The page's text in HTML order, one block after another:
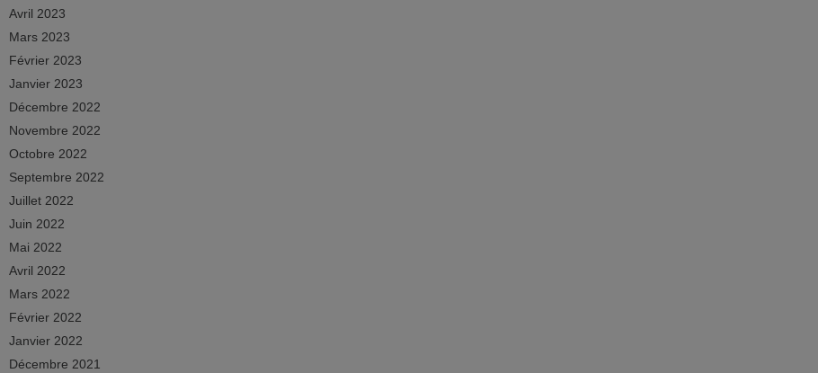
Avril 2023
Mars 2023
Février 2023
Janvier 2023
Décembre 2022
Novembre 2022
Octobre 2022
Septembre 2022
Juillet 2022
Juin 2022
Mai 2022
Avril 2022
Mars 2022
Février 2022
Janvier 2022
Décembre 2021